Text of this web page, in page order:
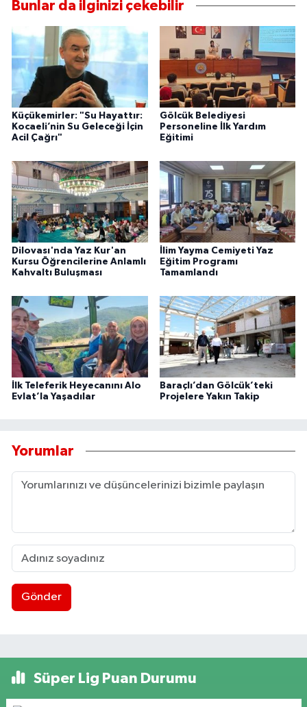
Bunlar da ilginizi çekebilir
Küçükemirler: "Su Hayattır:
Kocaeli’nin Su Geleceği İçin
Acil Çağrı"
Gölcük Belediyesi
Personeline İlk Yardım
Eğitimi
Dilovası'nda Yaz Kur'an
Kursu Öğrencilerine Anlamlı
Kahvaltı Buluşması
İlim Yayma Cemiyeti Yaz
Eğitim Programı
Tamamlandı
İlk Teleferik Heyecanını Alo
Evlat’la Yaşadılar
Baraçlı’dan Gölcük’teki
Projelere Yakın Takip
Yorumlar
Gönder
Süper Lig Puan Durumu